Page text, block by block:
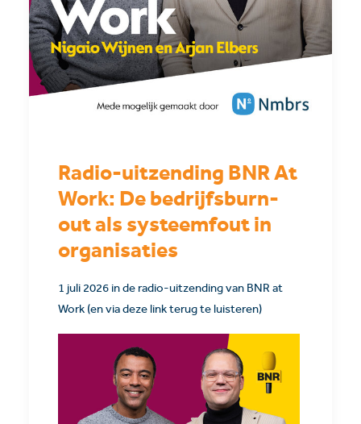
Radio-uitzending BNR At
Work: De bedrijfsburn-
out als systeemfout in
organisaties
1 juli 2026 in de radio-uitzending van BNR at
Work (en via deze link terug te luisteren)